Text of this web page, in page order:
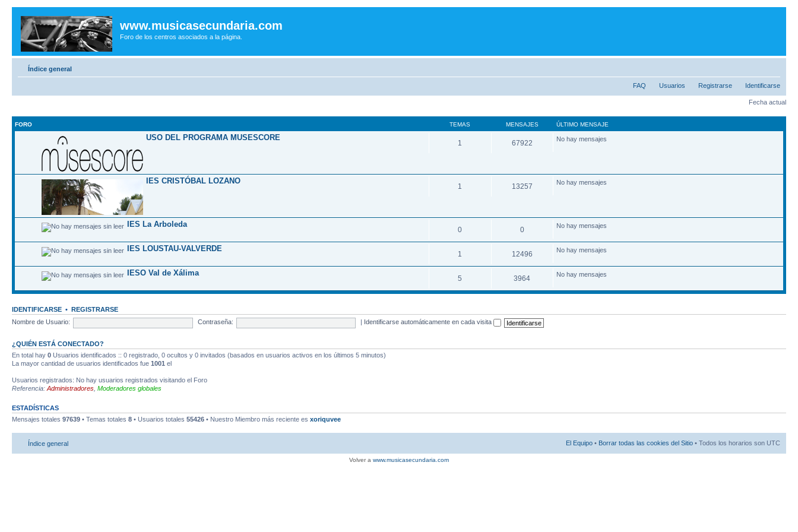
www.musicasecundaria.com
Foro de los centros asociados a la página.
Índice general
FAQ Usuarios Registrarse Identificarse
Fecha actual
FORO TEMAS MENSAJES ÚLTIMO MENSAJE
USO DEL PROGRAMA MUSESCORE
1 67922 No hay mensajes
IES CRISTÓBAL LOZANO
1 13257 No hay mensajes
IES La Arboleda
0 0 No hay mensajes
IES LOUSTAU-VALVERDE
1 12496 No hay mensajes
IESO Val de Xálima
5 3964 No hay mensajes
IDENTIFICARSE • REGISTRARSE
Nombre de Usuario:
Contraseña: Identificarse automáticamente en cada visita
¿QUIÉN ESTÁ CONECTADO?
En total hay 0 Usuarios identificados :: 0 registrado, 0 ocultos y 0 invitados (basados en usuarios activos en los últimos 5 minutos)
La mayor cantidad de usuarios identificados fue 1001 el
Usuarios registrados: No hay usuarios registrados visitando el Foro
Referencia: Administradores Moderadores globales
ESTADÍSTICAS
Mensajes totales 97639 • Temas totales 8 • Usuarios totales 55426 • Nuestro Miembro más reciente es xoriquvee
Índice general El Equipo • Borrar todas las cookies del Sitio • Todos los horarios son UTC
Volver a www.musicasecundaria.com